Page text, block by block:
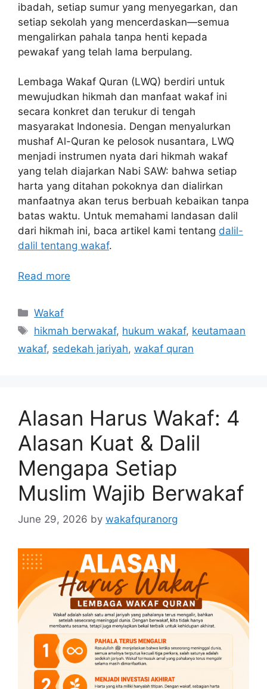
ibadah, setiap sumur yang menyegarkan, dan
setiap sekolah yang mencerdaskan—semua
mengalirkan pahala tanpa henti kepada
pewakaf yang telah lama berpulang.
Lembaga Wakaf Quran (LWQ) berdiri untuk
mewujudkan hikmah dan manfaat wakaf ini
secara konkret dan terukur di tengah
masyarakat Indonesia. Dengan menyalurkan
mushaf Al-Quran ke pelosok nusantara, LWQ
menjadi instrumen nyata dari hikmah wakaf
yang telah diajarkan Nabi SAW: bahwa setiap
harta yang ditahan pokoknya dan dialirkan
manfaatnya akan terus berbuah kebaikan tanpa
batas waktu. Untuk memahami landasan dalil
dari hikmah ini, baca artikel kami tentang dalil-
dalil tentang wakaf.
Read more
Categories
Wakaf
Tags
hikmah berwakaf, hukum wakaf, keutamaan
wakaf, sedekah jariyah, wakaf quran
Alasan Harus Wakaf: 4
Alasan Kuat & Dalil
Mengapa Setiap
Muslim Wajib Berwakaf
June 29, 2026 by wakafquranorg